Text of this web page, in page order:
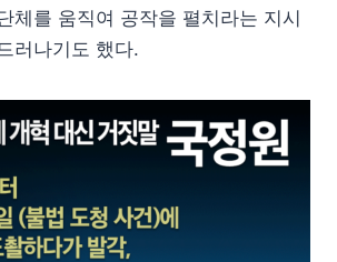
체를 움직여 공작을 펼치라는 지시
러나기도 했다.